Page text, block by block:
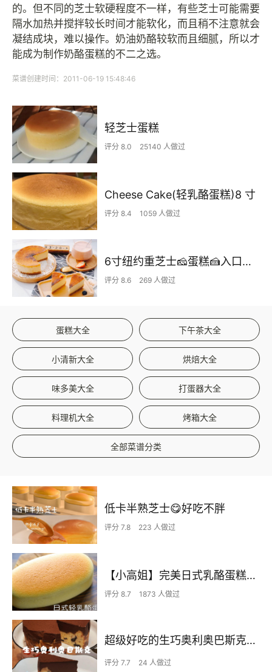
的。但不同的芝士软硬程度不一样，有些芝士可能需要
隔水加热并搅拌较长时间才能软化，而且稍不注意就会
凝结成块，难以操作。奶油奶酪较软而且细腻，所以才
能成为制作奶酪蛋糕的不二之选。
菜谱创建时间：2011-06-19 15:48:46
轻芝士蛋糕
评分 8.0 25140 人做过
Cheese Cake(轻乳酪蛋糕)8 寸
评分 8.4 1059 人做过
6寸纽约重芝士🧀️蛋糕🍰入口即化太快乐啦
评分 8.6 269 人做过
蛋糕大全 下午茶大全
小清新大全 烘焙大全
味多美大全 打蛋器大全
料理机大全 烤箱大全
全部菜谱分类
低卡半熟芝士😋好吃不胖
评分 7.8 223 人做过
【小高姐】完美日式乳酪蛋糕操作指南
评分 8.7 1873 人做过
超级好吃的生巧奥利奥巴斯克蛋糕❗❗
评分 7.7 24 人做过